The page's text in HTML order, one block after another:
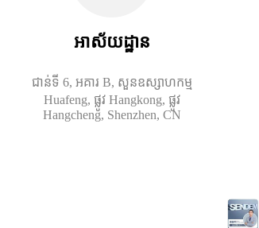
អាស័យដ្ឋាន
ជាន់ទី 6, អគារ B, សួនឧស្សាហកម្ម
Huafeng, ផ្លូវ Hangkong, ផ្លូវ
Hangcheng, Shenzhen, CN